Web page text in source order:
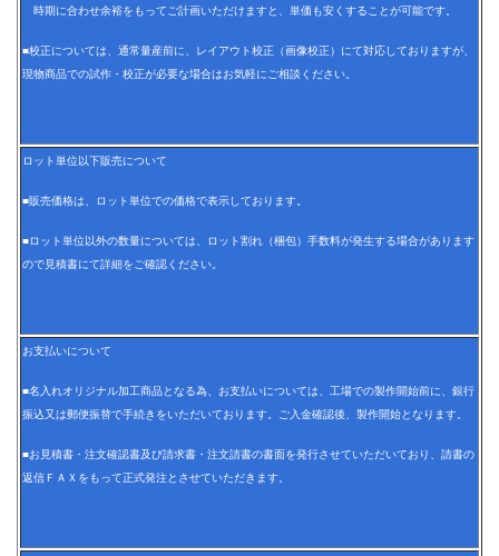
時期に合わせ余裕をもってご計画いただけますと、単価も安くすることが可能です。
■校正については、通常量産前に、レイアウト校正（画像校正）にて対応しておりますが、
現物商品での試作・校正が必要な場合はお気軽にご相談ください。
ロット単位以下販売について
■販売価格は、ロット単位での価格で表示しております。
■ロット単位以外の数量については、ロット割れ（梱包）手数料が発生する場合があります
ので見積書にて詳細をご確認ください。
お支払いについて
■名入れオリジナル加工商品となる為、お支払いについては、工場での製作開始前に、銀行
振込又は郵便振替で手続きをいただいております。ご入金確認後、製作開始となります。
■お見積書・注文確認書及び請求書・注文請書の書面を発行させていただいており、請書の
返信ＦＡＸをもって正式発注とさせていただきます。